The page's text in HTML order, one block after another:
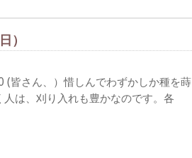
）
ん、）惜しんでわずかしか種を蒔
は、刈り入れも豊かなのです。各